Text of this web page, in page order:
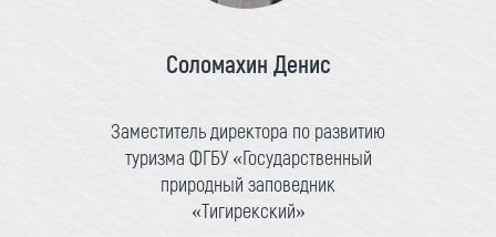
Соломахин Денис
Заместитель директора по развитию
туризма ФГБУ «Государственный
природный заповедник
«Тигирекский»